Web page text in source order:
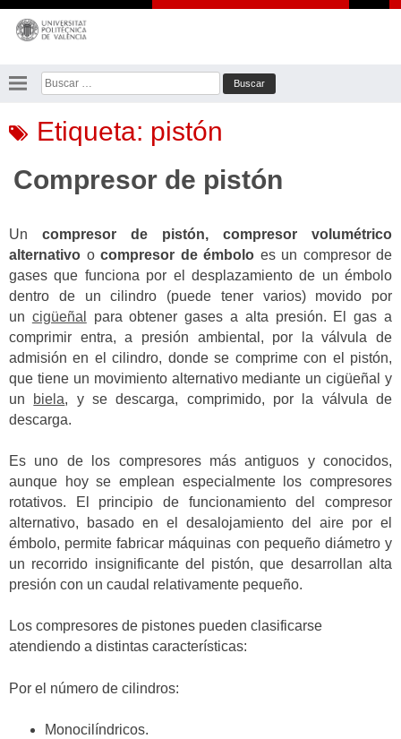
Saltar
contenido
Buscar:
Etiqueta: pistón
Compresor de pistón
Un compresor de pistón, compresor volumétrico
alternativo ocompresor de émbolo es un compresor de
gases que funciona por el desplazamiento de un émbolo
dentro de un cilindro (puede tener varios) movido por
un cigüeñal
para obtener gases a alta presión. El gas a
comprimir entra, a presión ambiental, por la válvula de
admisión en el cilindro, donde se comprime con el pistón,
que tiene un movimiento alternativo mediante un cigüeñal y
un biela, y se descarga, comprimido, por la válvula de
descarga.
Es uno de los compresores más antiguos y conocidos,
aunque hoy se emplean especialmente los compresores
rotativos. El principio de funcionamiento del compresor
alternativo, basado en el desalojamiento del aire por el
émbolo, permite fabricar máquinas con pequeño diámetro y
un recorrido insignificante del pistón, que desarrollan alta
presión con un caudal relativamente pequeño.
Los compresores de pistones pueden clasificarse
atendiendo a distintas características:
Por el número de cilindros:
Monocilíndricos.